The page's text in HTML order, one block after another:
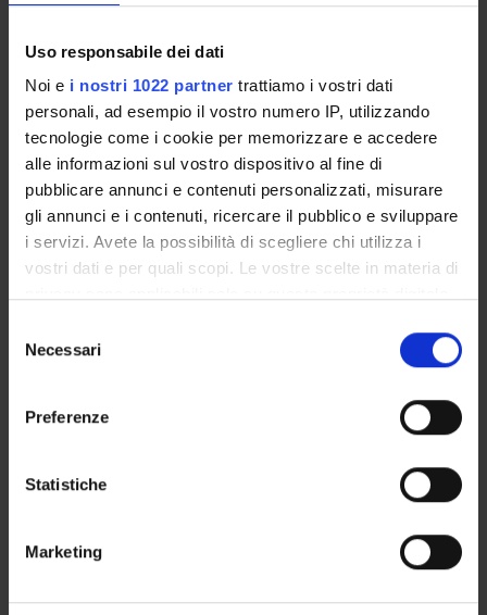
Uso responsabile dei dati
Noi e i nostri 1022 partner trattiamo i vostri dati
personali, ad esempio il vostro numero IP, utilizzando
tecnologie come i cookie per memorizzare e accedere
alle informazioni sul vostro dispositivo al fine di
pubblicare annunci e contenuti personalizzati, misurare
gli annunci e i contenuti, ricercare il pubblico e sviluppare
i servizi. Avete la possibilità di scegliere chi utilizza i
vostri dati e per quali scopi. Le vostre scelte in materia di
modificare o revocare il proprio consenso in qualsiasi
momento dalla Dichiarazione sui cookie o facendo clic
raccogliere informazioni sulla tua posizione
geografica, con un'approssimazione di qualche
Identificare il tuo dispositivo, scansionandolo
delNecessari
Preferenze
Statistiche
Marketing
GOVERNANCE
COMMISSIONI
UFFICI E STRUTTURE DI SERVIZIO
SERVIZI DI SEGRETERIA STUDENTI
STRUTTURE DEL DIPARTIMENTO
CENTRI
LABORATORI
Persone
Calendario